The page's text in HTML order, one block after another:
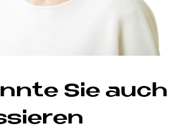
Sie auch